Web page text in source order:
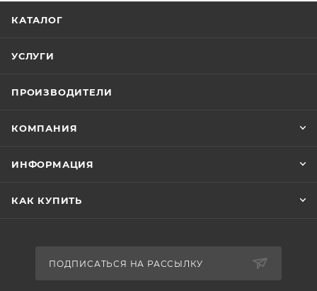
КАТАЛОГ
УСЛУГИ
ПРОИЗВОДИТЕЛИ
КОМПАНИЯ
ИНФОРМАЦИЯ
КАК КУПИТЬ
ПОДПИСАТЬСЯ НА РАССЫЛКУ